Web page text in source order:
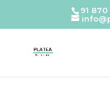
91